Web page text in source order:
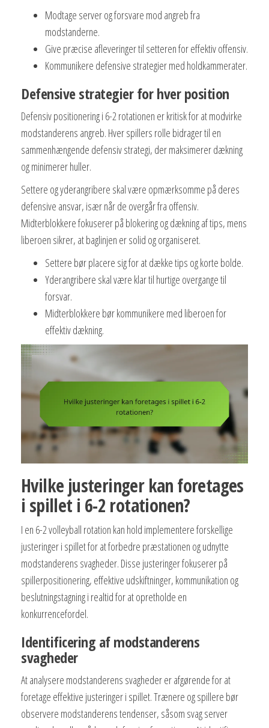
Modtage server og forsvare mod angreb fra
modstanderne.
Give præcise afleveringer til setteren for effektiv offensiv.
Kommunikere defensive strategier med holdkammerater.
Defensive strategier for hver position
Defensiv positionering i 6-2 rotationen er kritisk for at modvirke
modstanderens angreb. Hver spillers rolle bidrager til en
sammenhængende defensiv strategi, der maksimerer dækning
og minimerer huller.
Settere og yderangribere skal være opmærksomme på deres
defensive ansvar, især når de overgår fra offensiv.
Midterblokkere fokuserer på blokering og dækning af tips, mens
liberoen sikrer, at baglinjen er solid og organiseret.
Settere bør placere sig for at dække tips og korte bolde.
Yderangribere skal være klar til hurtige overgange til
forsvar.
Midterblokkere bør kommunikere med liberoen for
effektiv dækning.
Hvilke justeringer kan foretages
i spillet i 6-2 rotationen?
I en 6-2 volleyball rotation kan hold implementere forskellige
justeringer i spillet for at forbedre præstationen og udnytte
modstanderens svagheder. Disse justeringer fokuserer på
spillerpositionering, effektive udskiftninger, kommunikation og
beslutningstagning i realtid for at opretholde en
konkurrencefordel.
Identificering af modstanderens
svagheder
At analysere modstanderens svagheder er afgørende for at
foretage effektive justeringer i spillet. Trænere og spillere bør
observere modstanderens tendenser, såsom svag server